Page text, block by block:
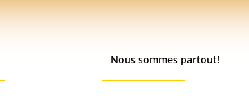
Nous sommes partout!